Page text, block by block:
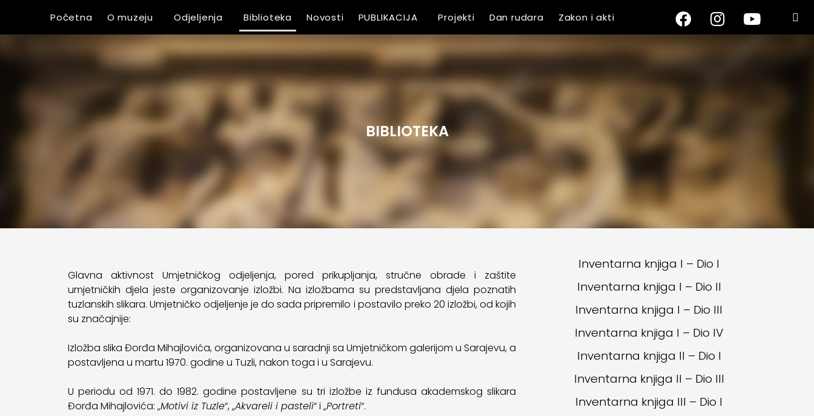
Početna O muzeju Odjeljenja Biblioteka Novosti PUBLIKACIJA Projekti Dan rudara Zakon i akti
BIBLIOTEKA
Glavna aktivnost Umjetničkog odjeljenja, pored prikupljanja, stručne obrade i zaštite
umjetničkih djela jeste organizovanje izložbi. Na izložbama su predstavljana djela poznatih
tuzlanskih slikara. Umjetničko odjeljenje je do sada pripremilo i postavilo preko 20 izložbi, od kojih
su značajnije:
Izložba slika Đorđa Mihajlovića, organizovana u saradnji sa Umjetničkom galerijom u Sarajevu, a
postavljena u martu 1970. godine u Tuzli, nakon toga i u Sarajevu.
U periodu od 1971. do 1982. godine postavljene su tri izložbe iz fundusa akademskog slikara
Đorđa Mihajlovića: „Motivi iz Tuzle“, „Akvareli i pasteli“ i „Portreti“.
Inventarna knjiga I – Dio I
Inventarna knjiga I – Dio II
Inventarna knjiga I – Dio III
Inventarna knjiga I – Dio IV
Inventarna knjiga II – Dio I
Inventarna knjiga II – Dio III
Inventarna knjiga III – Dio I